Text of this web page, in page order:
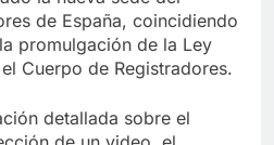
de España, coincidiendo
promulgación de la Ley
Cuerpo de Registradores.
detallada sobre el